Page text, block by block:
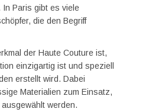
In Paris gibt es viele
die den Begriff
der Haute Couture ist,
einzigartig ist und speziell
erstellt wird. Dabei
Materialien zum Einsatz,
werden.